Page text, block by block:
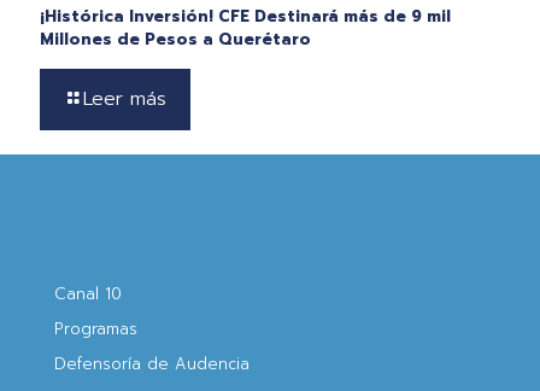
¡Histórica Inversión! CFE Destinará más de 9 mil
Millones de Pesos a Querétaro
Leer más
Canal 10
Programas
Defensoría de Audencia